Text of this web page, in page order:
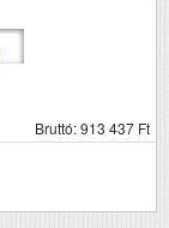
Bruttó: 913 437 Ft